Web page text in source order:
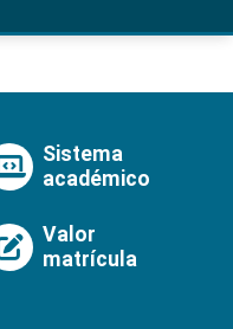
Sistema
académico
Valor
matrícula